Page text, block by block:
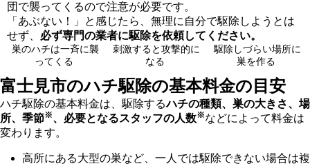
団で襲ってくるので注意が必要です。
「あぶない！」と感じたら、無理に自分で駆除しようとは
せず、 必ず専門の業者に駆除を依頼してください。
巣のハチは一斉に襲
ってくる
刺激すると攻撃的に
なる
駆除しづらい場所に
巣を作る
富士見市のハチ駆除の基本料金の目安
ハチ駆除の基本料金は、駆除するハチの種類、巣の大きさ、場
所、季節※、必要となるスタッフの人数※などによって料金は
変わります。
高所にある大型の巣など、一人では駆除できない場合は複